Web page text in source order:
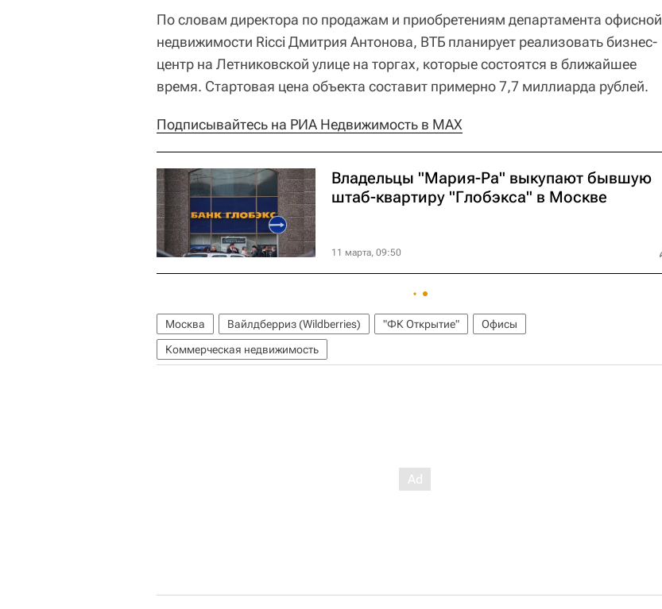
По словам директора по продажам и приобретениям департамента офисной
недвижимости Ricci Дмитрия Антонова, ВТБ планирует реализовать бизнес-
центр на Летниковской улице на торгах, которые состоятся в ближайшее
время. Стартовая цена объекта составит примерно 7,7 миллиарда рублей.
Подписывайтесь на РИА Недвижимость в MAX
Владельцы "Мария-Ра" выкупают бывшую
штаб-квартиру "Глобэкса" в Москве
11 марта, 09:50
Москва Вайлдберриз (Wildberries) "ФК Открытие"
Офисы
Коммерческая недвижимость